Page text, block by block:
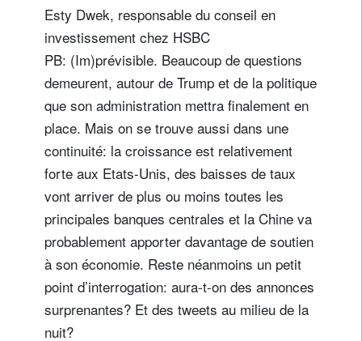
Esty Dwek, responsable du conseil en
investissement chez HSBC
PB: (Im)prévisible. Beaucoup de questions
demeurent, autour de Trump et de la politique
que son administration mettra finalement en
place. Mais on se trouve aussi dans une
continuité: la croissance est relativement
forte aux Etats-Unis, des baisses de taux
vont arriver de plus ou moins toutes les
principales banques centrales et la Chine va
probablement apporter davantage de soutien
à son économie. Reste néanmoins un petit
point d’interrogation: aura-t-on des annonces
surprenantes? Et des tweets au milieu de la
nuit?